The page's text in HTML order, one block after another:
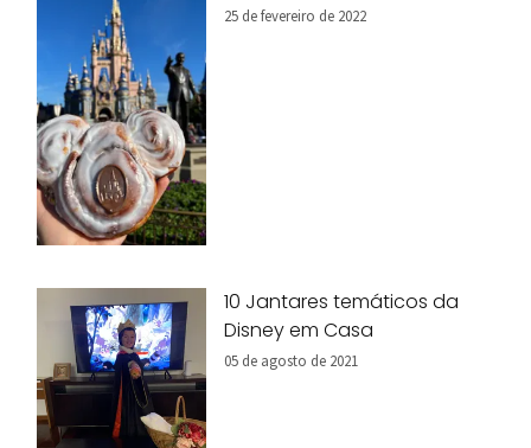
25 de fevereiro de 2022
10 Jantares temáticos da
Disney em Casa
05 de agosto de 2021